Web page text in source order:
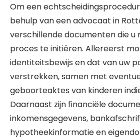
Om een
behulp van een advocaat in
verschillende documenten die u
proces te initiëren. Allereerst
identiteitsbewijs en dat van uw
verstrekken, samen met
geboorteaktes van kinderen
Daarnaast zijn financiële
inkomensgegevens,
hypotheekinformatie en